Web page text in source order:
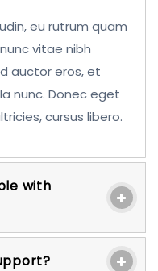
eu rutrum quam
vitae nibh
auctor eros, et
nunc. Donec eget
cursus libero.
with